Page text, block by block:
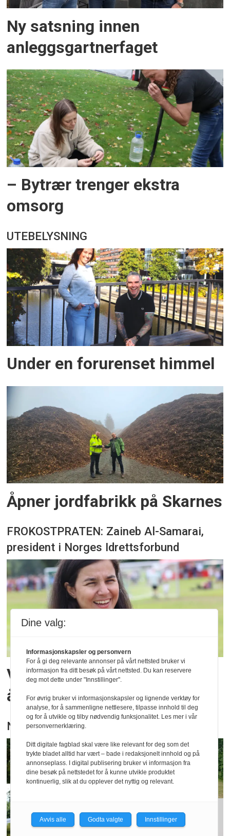
Ny satsning innen
anleggsgartnerfaget
– Bytrær trenger ekstra
omsorg
UTEBELYSNING
Under en forurenset himmel
Åpner jordfabrikk på Skarnes
FROKOSTPRATEN: Zaineb Al-Samarai,
president i Norges Idrettsforbund
Våkner til solstråle uansett
årstid
Nytt om navn i bransjen
Dine valg:
Informasjonskapsler og personvern
For å gi deg relevante annonser på vårt nettsted bruker vi
informasjon fra ditt besøk på vårt nettsted. Du kan reservere
deg mot dette under "Innstillinger".
For øvrig bruker vi informasjonskapsler og lignende verktøy for
analyse, for å sammenligne nettlesere, tilpasse innhold til deg
og for å utvikle og tilby nødvendig funksjonalitet. Les mer i vår
personvernerklæring.
Ditt digitale fagblad skal være like relevant for deg som det
trykte bladet alltid har vært – bade i redaksjonelt innhold og på
annonseplass. I digital publisering bruker vi informasjon fra
dine besøk på nettstedet for å kunne utvikle produktet
kontinuerlig, slik at du opplever det nyttig og relevant.
Avvis alle Godta valgte Innstillinger